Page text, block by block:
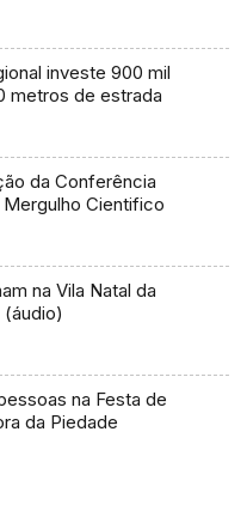
investe 900 mil
metros de estrada
da Conferência
Mergulho Cientifico
na Vila Natal da
(áudio)
na Festa de
da Piedade